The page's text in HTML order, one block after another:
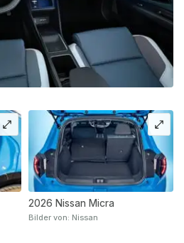
2026 Nissan Micra
Bilder von: Nissan